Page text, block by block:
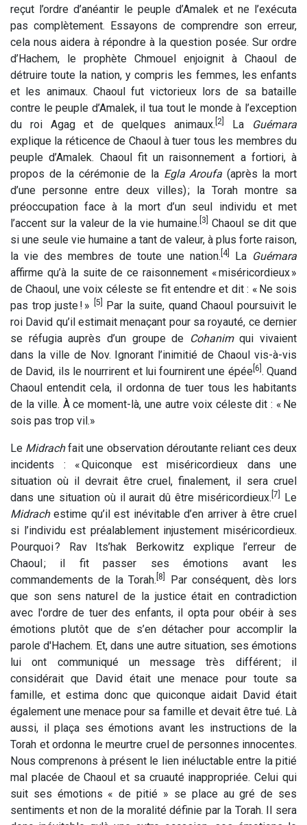
reçut l’ordre d’anéantir le peuple d’Amalek et ne l’exécuta
pas complètement. Essayons de comprendre son erreur,
cela nous aidera à répondre à la question posée. Sur ordre
d’Hachem, le prophète Chmouel enjoignit à Chaoul de
détruire toute la nation, y compris les femmes, les enfants
et les animaux. Chaoul fut victorieux lors de sa bataille
contre le peuple d’Amalek, il tua tout le monde à l’exception
du roi Agag et de quelques animaux. [2] La
Guémara
explique la réticence de Chaoul à tuer tous les membres du
peuple d’Amalek. Chaoul fit un raisonnement a fortiori, à
propos de la cérémonie de la Egla Aroufa (après la mort
d’une personne entre deux villes) ; la Torah montre sa
préoccupation face à la mort d’un seul individu et met
l’accent sur la valeur de la vie humaine. [3]
Chaoul se dit que
si une seule vie humaine a tant de valeur, à plus forte raison,
la vie des membres de toute une nation. [4] La Guémara
affirme qu’à la suite de ce raisonnement « miséricordieux »
de Chaoul, une voix céleste se fit entendre et dit : « Ne sois
pas trop juste ! »
[5]
Par la suite, quand Chaoul poursuivit le
roi David qu’il estimait menaçant pour sa royauté, ce dernier
se réfugia auprès d’un groupe de Cohanimqui vivaient
dans la ville de Nov. Ignorant l’inimitié de Chaoul vis-à-vis
de David, ils le nourrirent et lui fournirent une épée [6] . Quand
Chaoul entendit cela, il ordonna de tuer tous les habitants
de la ville. À ce moment-là, une autre voix céleste dit : « Ne
sois pas trop vil.»
Le Midrachfait une observation déroutante reliant ces deux
incidents : « Quiconque est miséricordieux dans une
situation où il devrait être cruel, finalement, il sera cruel
dans une situation où il aurait dû être miséricordieux. [7]
Le
Midrachestime qu’il est inévitable d’en arriver à être cruel
si l’individu est préalablement injustement miséricordieux.
Pourquoi ? Rav Its’hak Berkowitz explique l’erreur de
Chaoul ; il fit passer ses émotions avant les
commandements de la Torah. [8]
Par conséquent, dès lors
que son sens naturel de la justice était en contradiction
avec l'ordre de tuer des enfants, il opta pour obéir à ses
émotions plutôt que de s’en détacher pour accomplir la
parole d'Hachem. Et, dans une autre situation, ses émotions
lui ont communiqué un message très différent ; il
considérait que David était une menace pour toute sa
famille, et estima donc que quiconque aidait David était
également une menace pour sa famille et devait être tué. Là
aussi, il plaça ses émotions avant les instructions de la
Torah et ordonna le meurtre cruel de personnes innocentes.
Nous comprenons à présent le lien inéluctable entre la pitié
mal placée de Chaoul et sa cruauté inappropriée. Celui qui
suit ses émotions « de pitié » se place au gré de ses
sentiments et non de la moralité définie par la Torah. Il sera